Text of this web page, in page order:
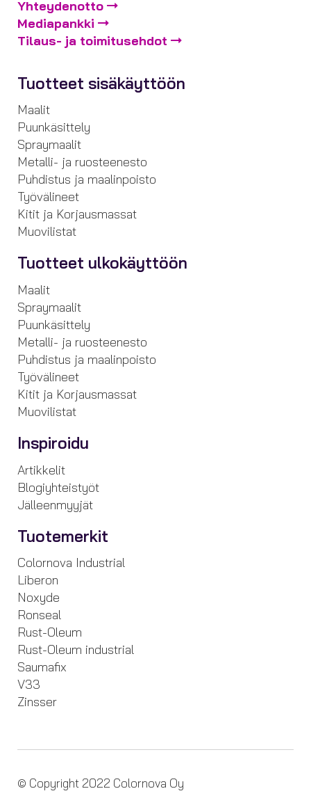
Yhteydenotto
Mediapankki
Tilaus- ja toimitusehdot
Tuotteet sisäkäyttöön
Maalit
Puunkäsittely
Spraymaalit
Metalli- ja ruosteenesto
Puhdistus ja maalinpoisto
Työvälineet
Kitit ja Korjausmassat
Muovilistat
Tuotteet ulkokäyttöön
Maalit
Spraymaalit
Puunkäsittely
Metalli- ja ruosteenesto
Puhdistus ja maalinpoisto
Työvälineet
Kitit ja Korjausmassat
Muovilistat
Inspiroidu
Artikkelit
Blogiyhteistyöt
Jälleenmyyjät
Tuotemerkit
Colornova Industrial
Liberon
Noxyde
Ronseal
Rust-Oleum
Rust-Oleum industrial
Saumafix
V33
Zinsser
© Copyright 2022 Colornova Oy